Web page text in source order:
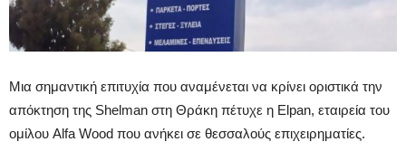
Μια σημαντική επιτυχία που αναμένεται να κρίνει οριστικά την
απόκτηση της Shelman στη Θράκη πέτυχε η Elpan, εταιρεία του
ομίλου Alfa Wood που ανήκει σε θεσσαλούς επιχειρηματίες.